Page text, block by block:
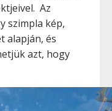
Az
szimpla kép,
alapján, és
azt, hogy